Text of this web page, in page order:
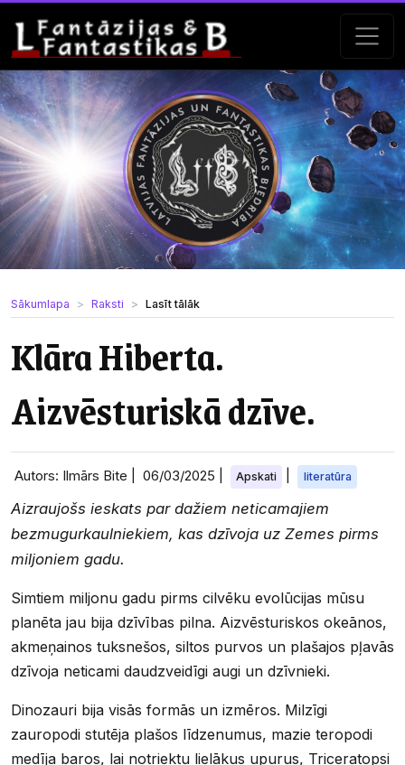
Sākumlapa Raksti Lasīt tālāk
Klāra Hiberta.
Aizvēsturiskā dzīve.
Autors: Ilmārs Bite | 06/03/2025 Apskati literatūra
Aizraujošs ieskats par dažiem neticamajiem
bezmugurkaulniekiem, kas dzīvoja uz Zemes pirms
miljoniem gadu.
Simtiem miljonu gadu pirms cilvēku evolūcijas mūsu
planēta jau bija dzīvības pilna. Aizvēsturiskos okeānos,
akmeņainos tuksnešos, siltos purvos un plašajos pļavās
dzīvoja neticami daudzveidīgi augi un dzīvnieki.
Dinozauri bija visās formās un izmēros. Milzīgi
zauropodi stutēja plašos līdzenumus, mazie teropodi
medīja baros, lai notriektu lielākus upurus, Triceratopsi